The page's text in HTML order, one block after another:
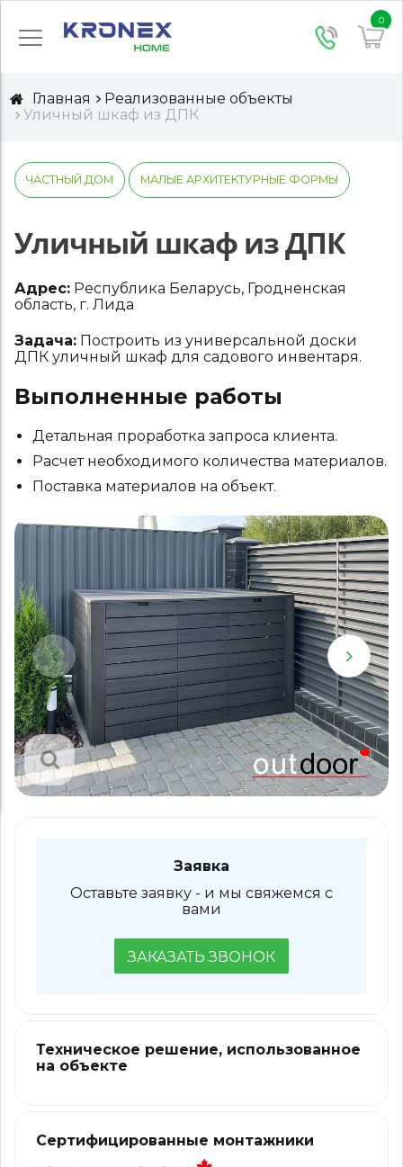
0
Главная
Реализованные объекты
Уличный шкаф из ДПК
ЧАСТНЫЙ ДОМ МАЛЫЕ АРХИТЕКТУРНЫЕ ФОРМЫ
Уличный шкаф из ДПК
Адрес: Республика Беларусь, Гродненская
область, г. Лида
Задача: Построить из универсальной доски
ДПК уличный шкаф для садового инвентаря.
Выполненные работы
Детальная проработка запроса клиента.
Расчет необходимого количества материалов.
Поставка материалов на объект.
Заявка
Оставьте заявку - и мы свяжемся с
вами
ЗАКАЗАТЬ ЗВОНОК
Техническое решение, использованное
на объекте
Сертифицированные монтажники